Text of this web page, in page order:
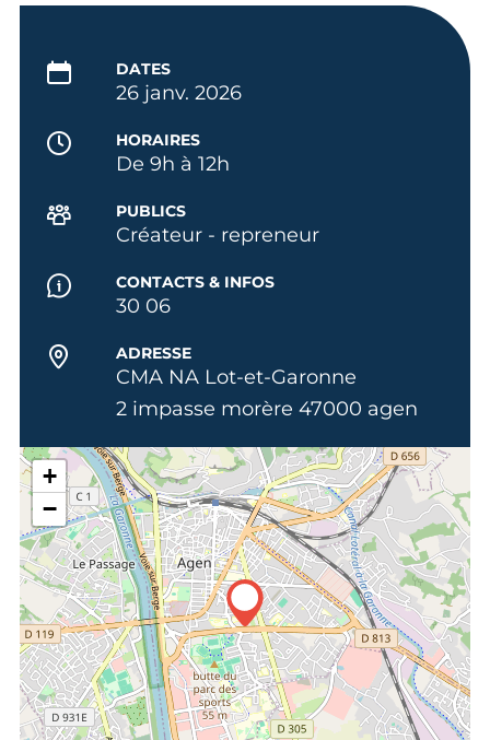
DATES
26 janv. 2026
HORAIRES
De 9h à 12h
PUBLICS
Créateur - repreneur
CONTACTS & INFOS
30 06
ADRESSE
CMA NA Lot-et-Garonne
2 impasse morère 47000 agen
+
−